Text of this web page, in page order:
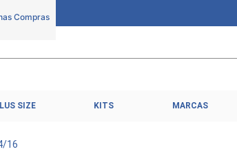
SIZE KITS MARCAS
16